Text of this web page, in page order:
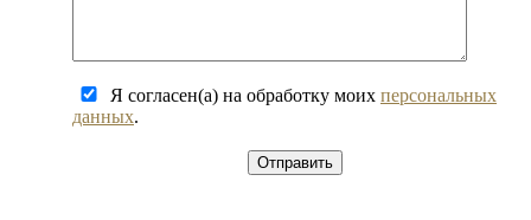
Я согласен(а) на обработку моих персональных
данных.